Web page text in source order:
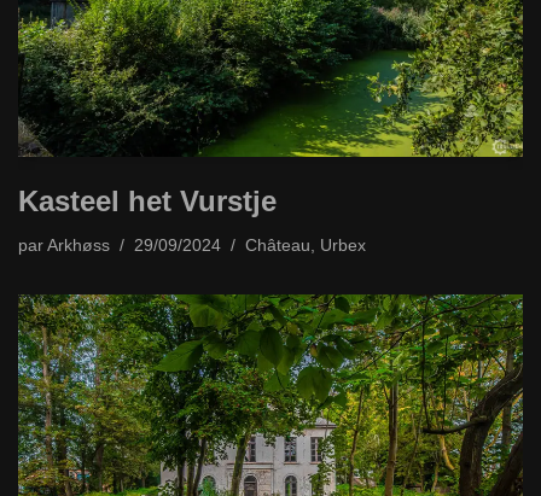
Kasteel het Vurstje
par Arkhøss 29/09/2024 Château, Urbex